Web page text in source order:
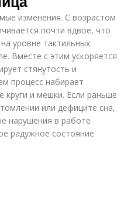
изменения. С возрастом
почти вдвое, что
уровне тактильных
Вместе с этим ускоряется
стянутость и
процесс набирает
и мешки. Если раньше
или дефиците сна,
нарушения в работе
радужное состояние